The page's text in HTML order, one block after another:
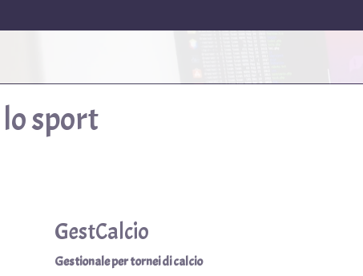
sport
GestCalcio
Gestionale per tornei di calcio